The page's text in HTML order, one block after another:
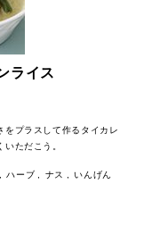
ライス
をプラスして作るタイカレ
ただこう。
ハーブ ナス いんげん